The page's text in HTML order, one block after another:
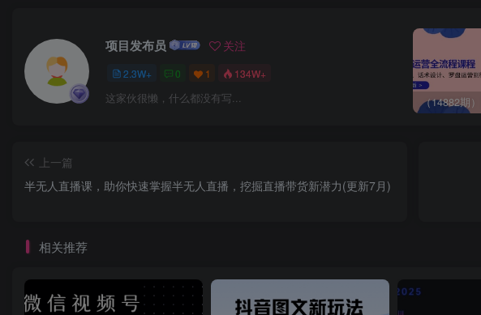
项目发布员 关注
2.3W+ 0 1 134W+
这家伙很懒，什么都没有写...
上一篇
半无人直播课，助你快速掌握半无人直播，挖掘直播带货新潜力(更新7月)
相关推荐